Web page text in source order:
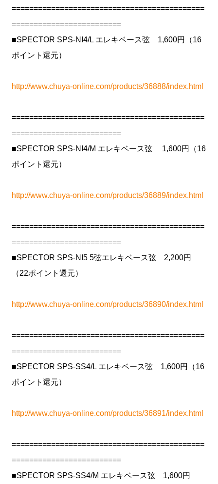
============================================
=========================
■SPECTOR SPS-NI4/L エレキベース弦 1,600円（16
ポイント還元）
http://www.chuya-online.com/products/36888/index.html
============================================
=========================
■SPECTOR SPS-NI4/M エレキベース弦 1,600円（16
ポイント還元）
http://www.chuya-online.com/products/36889/index.html
============================================
=========================
■SPECTOR SPS-NI5 5弦エレキベース弦 2,200円
（22ポイント還元）
http://www.chuya-online.com/products/36890/index.html
============================================
=========================
■SPECTOR SPS-SS4/L エレキベース弦 1,600円（16
ポイント還元）
http://www.chuya-online.com/products/36891/index.html
============================================
=========================
■SPECTOR SPS-SS4/M エレキベース弦 1,600円